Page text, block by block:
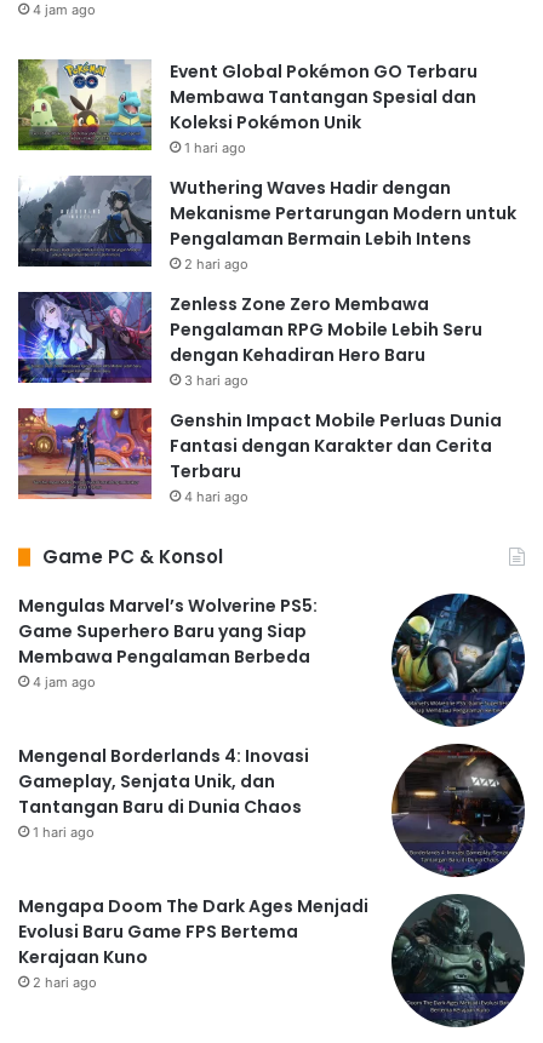
4 jam ago
Event Global Pokémon GO Terbaru
Membawa Tantangan Spesial dan
Koleksi Pokémon Unik
1 hari ago
Wuthering Waves Hadir dengan
Mekanisme Pertarungan Modern untuk
Pengalaman Bermain Lebih Intens
2 hari ago
Zenless Zone Zero Membawa
Pengalaman RPG Mobile Lebih Seru
dengan Kehadiran Hero Baru
3 hari ago
Genshin Impact Mobile Perluas Dunia
Fantasi dengan Karakter dan Cerita
Terbaru
4 hari ago
Game PC & Konsol
Mengulas Marvel’s Wolverine PS5:
Game Superhero Baru yang Siap
Membawa Pengalaman Berbeda
4 jam ago
Mengenal Borderlands 4: Inovasi
Gameplay, Senjata Unik, dan
Tantangan Baru di Dunia Chaos
1 hari ago
Mengapa Doom The Dark Ages Menjadi
Evolusi Baru Game FPS Bertema
Kerajaan Kuno
2 hari ago